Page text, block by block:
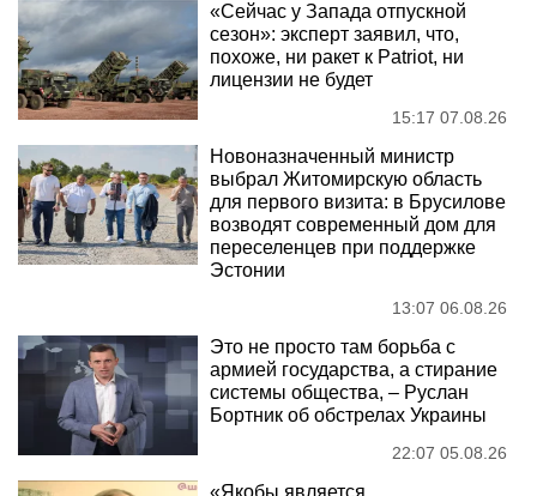
«Сейчас у Запада отпускной
сезон»: эксперт заявил, что,
похоже, ни ракет к Patriot, ни
лицензии не будет
15:17 07.08.26
Новоназначенный министр
выбрал Житомирскую область
для первого визита: в Брусилове
возводят современный дом для
переселенцев при поддержке
Эстонии
13:07 06.08.26
Это не просто там борьба с
армией государства, а стирание
системы общества, – Руслан
Бортник об обстрелах Украины
22:07 05.08.26